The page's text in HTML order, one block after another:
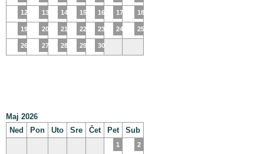
12 13 14 15 16 17 18
19 20 21 22 23 24 25
26 27 28 29 30
Maj 2026
Ned
Pon Uto Sre Čet Pet Sub
1 2